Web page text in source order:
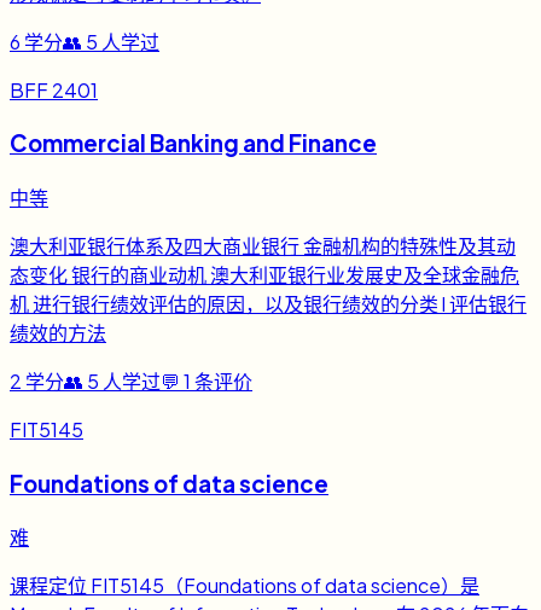
6 学分👥 5 人学过
BFF 2401
Commercial Banking and Finance
中等
澳大利亚银行体系及四大商业银行 金融机构的特殊性及其动
态变化 银行的商业动机 澳大利亚银行业发展史及全球金融危
机 进行银行绩效评估的原因，以及银行绩效的分类 l 评估银行
绩效的方法
2 学分👥 5 人学过💬 1 条评价
FIT5145
Foundations of data science
难
课程定位 FIT5145（Foundations of data science）是